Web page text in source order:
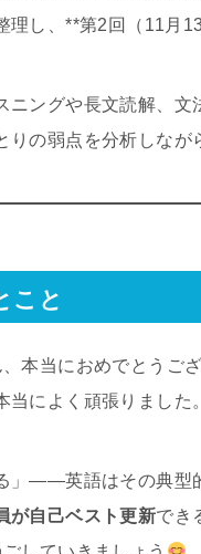
理し、**第2回（11月
ニングや長文読解、文
りの弱点を分析しなが
こと
本当におめでとうご
当によく頑張りました。
」——英語はその典型
が自己ベスト更新でき